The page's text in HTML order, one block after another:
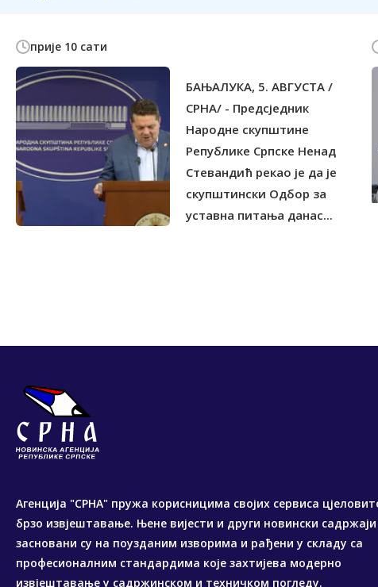
прије 10 сати
БАЊАЛУКА, 5. АВГУСТА /
СРНА/ - Предсједник
Народне скупштине
Републике Српске Ненад
Стевандић рекао је да је
скупштински Одбор за
уставна питања данас...
Агенција "СРНА" пружа корисницима својих сервиса
брзо извјештавање. Њене вијести и други новински садржаји
засновани су на поузданим изворима и рађени у складу са
професионалним стандардима које захтијева модерно
извјештавање у садржинском и техничком погледу.